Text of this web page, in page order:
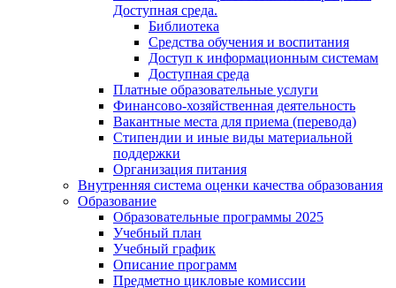
Доступная среда.
Библиотека
Средства обучения и воспитания
Доступ к информационным системам
Доступная среда
Платные образовательные услуги
Финансово-хозяйственная деятельность
Вакантные места для приема (перевода)
Стипендии и иные виды материальной
поддержки
Организация питания
Внутренняя система оценки качества образования
Образование
Образовательные программы 2025
Учебный план
Учебный график
Описание программ
Предметно цикловые комиссии